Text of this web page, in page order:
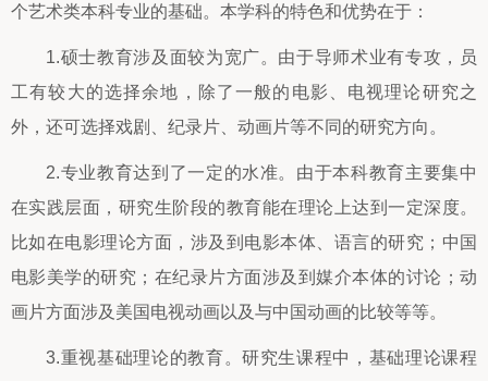
个艺术类本科专业的基础。本学科的特色和优势在于：
1.硕士教育涉及面较为宽广。由于导师术业有专攻，员
工有较大的选择余地，除了一般的电影、电视理论研究之
外，还可选择戏剧、纪录片、动画片等不同的研究方向。
2.专业教育达到了一定的水准。由于本科教育主要集中
在实践层面，研究生阶段的教育能在理论上达到一定深度。
比如在电影理论方面，涉及到电影本体、语言的研究；中国
电影美学的研究；在纪录片方面涉及到媒介本体的讨论；动
画片方面涉及美国电视动画以及与中国动画的比较等等。
3.重视基础理论的教育。研究生课程中，基础理论课程